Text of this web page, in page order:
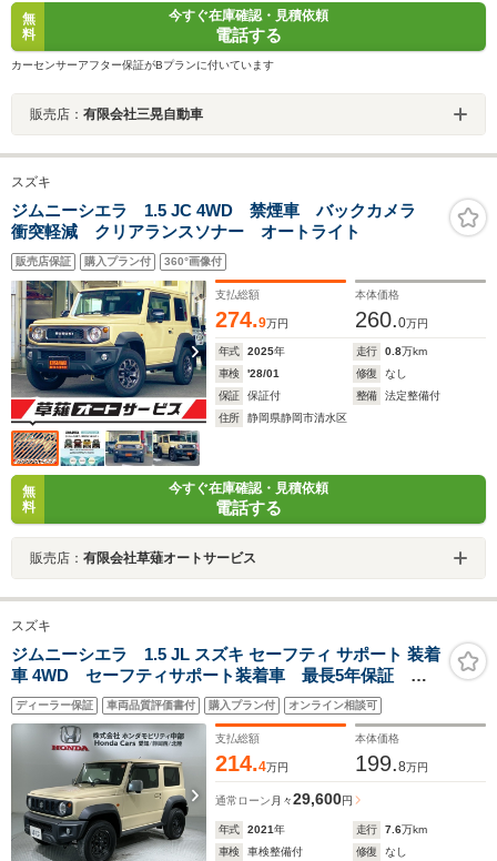
無
料
今すぐ在庫確認・見積依頼
電話する
カーセンサーアフター保証がBプランに付いています
販売店： 有限会社三晃自動車
スズキ
ジムニーシエラ 1.5 JC 4WD 禁煙車 バックカメラ
衝突軽減 クリアランスソナー オートライト
販売店保証 購入プラン付 360°画像付
支払総額
274.9万円
本体価格
260.0万円
年式 2025年 走行 0.8万km
車検
'28/01 修復
なし
保証
保証付 整備
法定整備付
住所
静岡県静岡市清水区
無
料
今すぐ在庫確認・見積依頼
電話する
販売店： 有限会社草薙オートサービス
スズキ
ジムニーシエラ 1.5 JL スズキ セーフティ サポート 装着
車 4WD セーフティサポート装着車 最長5年保証 ワ
ンオーナー ナビ TV CD録音 BTオ-ディオ DVD
ETC 横滑り防止 シートヒーター フォグ スマート
キー 盗難防止装置 整備記録簿 AAC
ディーラー保証 車両品質評価書付 購入プラン付 オンライン相談可
支払総額
214.4万円
本体価格
199.8万円
通常ローン 月々29,600円
年式 2021年 走行 7.6万km
車検
車検整備付 修復
なし